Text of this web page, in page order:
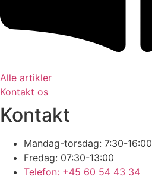
Alle artikler
Kontakt os
Kontakt
Mandag-torsdag: 7:30-16:00
Fredag: 07:30-13:00
Telefon: +45 60 54 43 34